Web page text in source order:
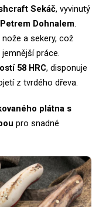
Sekáč, vyvinutý
Dohnalem.
a sekery, což
práce.
58 HRC, disponuje
z tvrdého dřeva.
plátna s
pro snadné